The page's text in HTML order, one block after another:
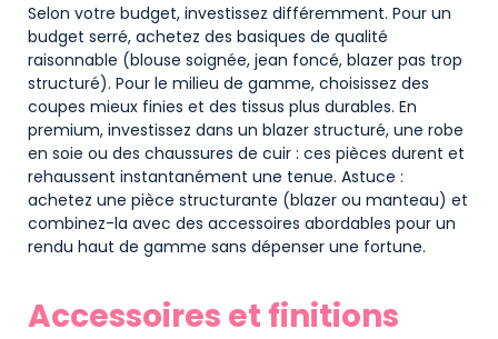
Selon votre budget, investissez différemment. Pour un
budget serré, achetez des basiques de qualité
raisonnable (blouse soignée, jean foncé, blazer pas trop
structuré). Pour le milieu de gamme, choisissez des
coupes mieux finies et des tissus plus durables. En
premium, investissez dans un blazer structuré, une robe
en soie ou des chaussures de cuir : ces pièces durent et
rehaussent instantanément une tenue. Astuce :
achetez une pièce structurante (blazer ou manteau) et
combinez-la avec des accessoires abordables pour un
rendu haut de gamme sans dépenser une fortune.
Accessoires et finitions